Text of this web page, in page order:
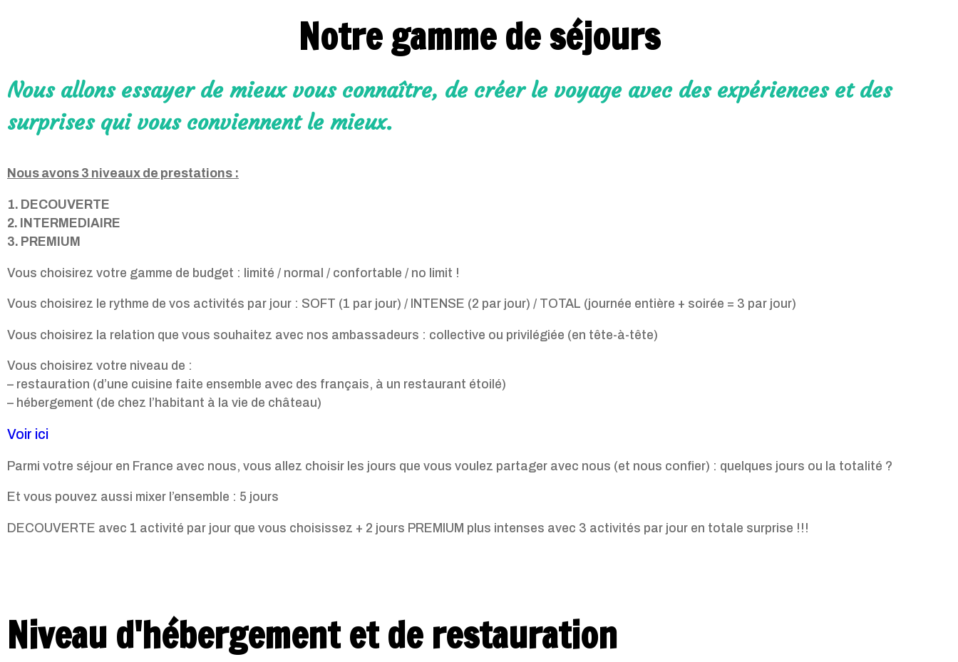
Notre gamme de séjours
Nous allons essayer de mieux vous connaître, de créer le voyage avec des expériences et des
surprises qui vous conviennent le mieux.
Nous avons 3 niveaux de prestations :
1. DECOUVERTE
2. INTERMEDIAIRE
3. PREMIUM
Vous choisirez votre gamme de budget : limité / normal / confortable / no limit !
Vous choisirez le rythme de vos activités par jour : SOFT (1 par jour) / INTENSE (2 par jour) / TOTAL (journée entière + soirée = 3 par jour)
Vous choisirez la relation que vous souhaitez avec nos ambassadeurs : collective ou privilégiée (en tête-à-tête)
Vous choisirez votre niveau de :
– restauration (d’une cuisine faite ensemble avec des français, à un restaurant étoilé)
– hébergement (de chez l’habitant à la vie de château)
Voir ici
Parmi votre séjour en France avec nous, vous allez choisir les jours que vous voulez partager avec nous (et nous confier) : quelques jours ou la totalité ?
Et vous pouvez aussi mixer l’ensemble : 5 jours
DECOUVERTE avec 1 activité par jour que vous choisissez + 2 jours PREMIUM plus intenses avec 3 activités par jour en totale surprise !!!
Niveau d'hébergement et de restauration